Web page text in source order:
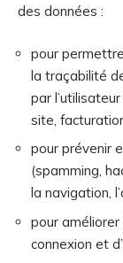
des données :
pour
la traçabilité
par
site,
pour prévenir
(spamming,
la navigation,
pour
connexion et